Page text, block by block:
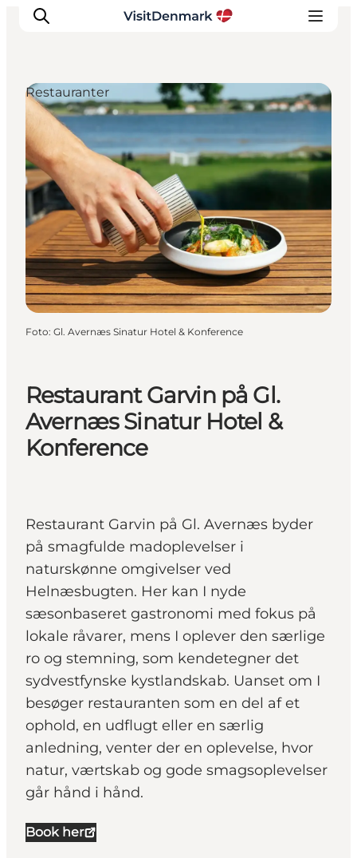
Inspiration
Destinationer
Oplevelser
Overnatning
Planlæg ferien
Restaurant Garvin på Gl.
Avernæs Sinatur Hotel &
Konference
Restaurant Garvin på Gl. Avernæs byder
på smagfulde madoplevelser i
naturskønne omgivelser ved
Helnæsbugten. Her kan I nyde
sæsonbaseret gastronomi med fokus på
lokale råvarer, mens I oplever den særlige
ro og stemning, som kendetegner det
sydvestfynske kystlandskab. Uanset om I
besøger restauranten som en del af et
ophold, en udflugt eller en særlig
anledning, venter der en oplevelse, hvor
natur, værtskab og gode smagsoplevelser
går hånd i hånd.
Book her
Restauranter
Foto: Gl. Avernæs Sinatur Hotel & Konference